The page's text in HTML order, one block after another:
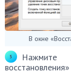
В окне